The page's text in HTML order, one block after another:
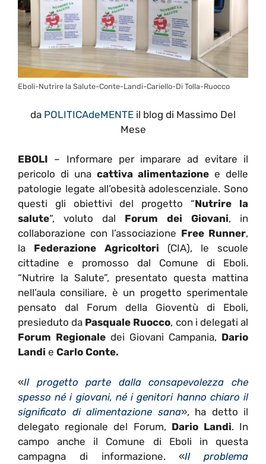
Eboli-Nutrire la Salute-Conte-Landi-Cariello-Di Tolla-Ruocco
da POLITICAdeMENTE il blog di Massimo Del
Mese
EBOLI – Informare per imparare ad evitare il
pericolo di una cattiva alimentazione e delle
patologie legate all’obesità adolescenziale. Sono
questi gli obiettivi del progetto “Nutrire la
salute“, voluto dal Forum dei Giovani, in
collaborazione con l’associazione Free Runner,
la Federazione Agricoltori (CIA), le scuole
cittadine e promosso dal Comune di Eboli.
“Nutrire la Salute”, presentato questa mattina
nell’aula consiliare, è un progetto sperimentale
pensato dal Forum della Gioventù di Eboli,
presieduto da Pasquale Ruocco, con i delegati al
Forum Regionale dei Giovani Campania, Dario
Landi e Carlo Conte.
«Il progetto parte dalla consapevolezza che
spesso né i giovani, né i genitori hanno chiaro il
significato di alimentazione sana», ha detto il
delegato regionale del Forum, Dario Landi. In
campo anche il Comune di Eboli in questa
campagna di informazione. «Il problema